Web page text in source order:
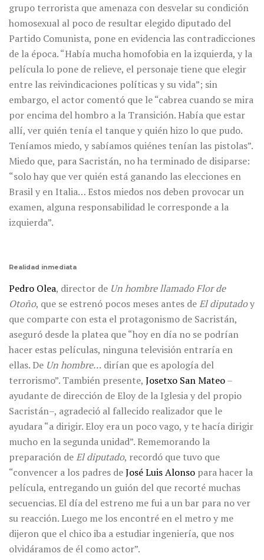
grupo terrorista que amenaza con desvelar su condición
homosexual al poco de resultar elegido diputado del
Partido Comunista, pone en evidencia las contradicciones
de la época. “Había mucha homofobia en la izquierda, y la
película lo pone de relieve, el personaje tiene que elegir
entre las reivindicaciones políticas y su vida”; sin
embargo, el actor comentó que le “cabrea cuando se mira
por encima del hombro a la Transición. Había que estar
allí, ver quién tenía el tanque y quién hizo lo que pudo.
Teníamos miedo, y sabíamos quiénes tenían las pistolas”.
Miedo que, para Sacristán, no ha terminado de disiparse:
“solo hay que ver quién está ganando las elecciones en
Brasil y en Italia… Estos miedos nos deben provocar un
examen, alguna responsabilidad le corresponde a la
izquierda”.
Realidad inmediata
Pedro Olea, director de Un hombre llamado Flor de
Otoño, que se estrenó pocos meses antes deEl diputadoy
que comparte con esta el protagonismo de Sacristán,
aseguró desde la platea que “hoy en día no se podrían
hacer estas películas, ninguna televisión entraría en
ellas. De Un hombre… dirían que es apología del
terrorismo”. También presente, Josetxo San Mateo–
ayudante de dirección de Eloy de la Iglesia y del propio
Sacristán–, agradeció al fallecido realizador que le
ayudara “a dirigir. Eloy era un poco vago, y te hacía dirigir
mucho en la segunda unidad”. Rememorando la
preparación deEl diputado, recordó que tuvo que
“convencer a los padres deJosé Luis Alonso para hacer la
película, entregando un guión del que recorté muchas
secuencias. El día del estreno me fui a un bar para no ver
su reacción. Luego me los encontré en el metro y me
dijeron que el chico iba a estudiar ingeniería, que nos
olvidáramos de él como actor”.